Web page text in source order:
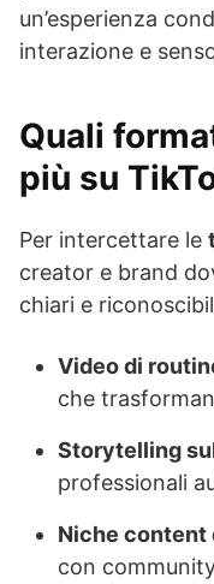
un’esperienza
interazione e
Quali
più su
Per intercettare le
creator e brand
chiari e
Video di
che
Storytelling
professionali
Niche content
con